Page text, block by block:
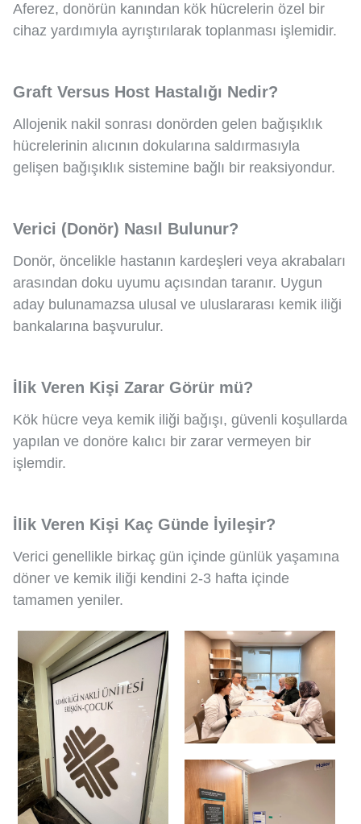
Aferez, donörün kanından kök hücrelerin özel bir
cihaz yardımıyla ayrıştırılarak toplanması işlemidir.
Graft Versus Host Hastalığı Nedir?
Allojenik nakil sonrası donörden gelen bağışıklık
hücrelerinin alıcının dokularına saldırmasıyla
gelişen bağışıklık sistemine bağlı bir reaksiyondur.
Verici (Donör) Nasıl Bulunur?
Donör, öncelikle hastanın kardeşleri veya akrabaları
arasından doku uyumu açısından taranır. Uygun
aday bulunamazsa ulusal ve uluslararası kemik iliği
bankalarına başvurulur.
İlik Veren Kişi Zarar Görür mü?
Kök hücre veya kemik iliği bağışı, güvenli koşullarda
yapılan ve donöre kalıcı bir zarar vermeyen bir
işlemdir.
İlik Veren Kişi Kaç Günde İyileşir?
Verici genellikle birkaç gün içinde günlük yaşamına
döner ve kemik iliği kendini 2-3 hafta içinde
tamamen yeniler.